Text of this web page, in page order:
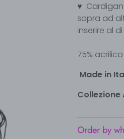
♥ C
sopra ad
inserire al
75% acrilico
Made in
Collezione
Order by